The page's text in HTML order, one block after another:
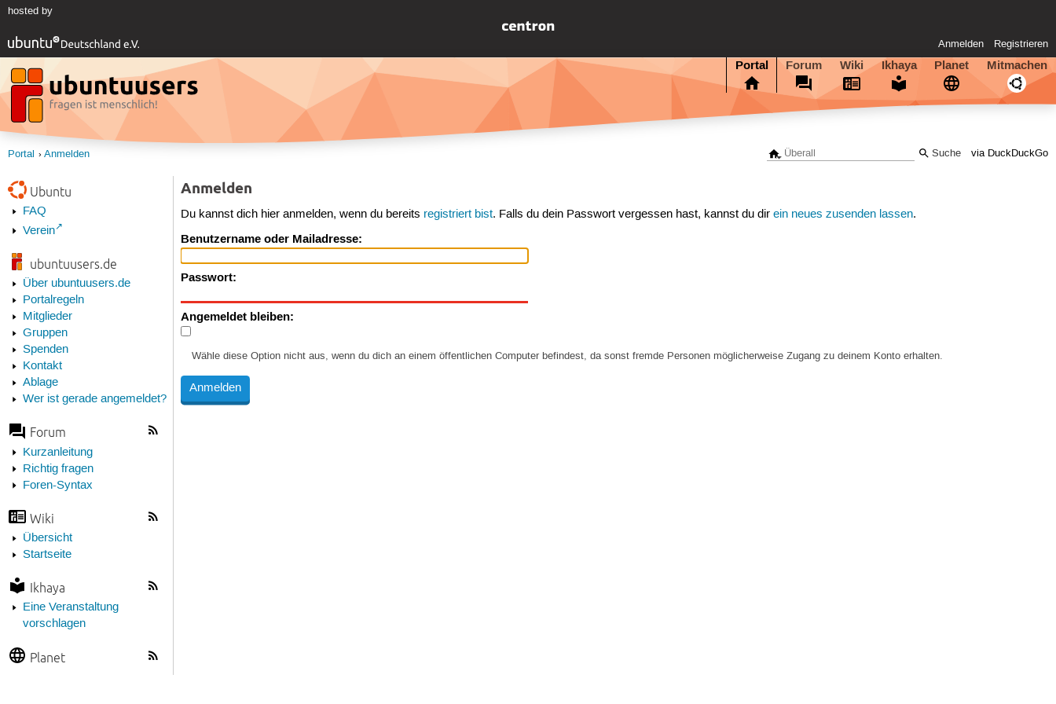
hosted by
Anmelden Registrieren
Portal Forum Wiki Ikhaya Planet Mitmachen
via DuckDuckGo
Portal Anmelden
Ubuntu
FAQ
Verein
ubuntuusers.de
Über ubuntuusers.de
Portalregeln
Mitglieder
Gruppen
Spenden
Kontakt
Ablage
Wer ist gerade angemeldet?
Forum
Kurzanleitung
Richtig fragen
Foren-Syntax
Wiki
Übersicht
Startseite
Ikhaya
Eine Veranstaltung
vorschlagen
Planet
Anmelden
Du kannst dich hier anmelden, wenn du bereits registriert bist. Falls du dein Passwort vergessen hast, kannst du direin neues zusenden lassen.
Benutzername oder Mailadresse:
Passwort:
Angemeldet bleiben:
Wähle diese Option nicht aus, wenn du dich an einem öffentlichen Computer befindest, da sonst fremde Personen möglicherweise Zugang zu deinem Konto erhalten.